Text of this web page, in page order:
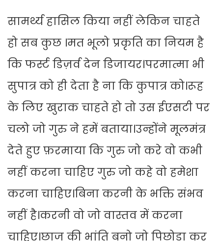
सामर्थ्य हासिल किया नहीं लेकिन चाहते
हो सब कुछ ।मत भूलो प्रकृति का नियम है
कि फर्स्ट डिज़र्व देन डिजायर।परमात्मा भी
सुपात्र को ही देता है ना कि कुपात्र को।रूह
के लिए खुराक चाहते हो तो उस ईएसटी पर
चलो जो गुरु ने हमें बताया।उन्होंने मूलमंत्र
देते हुए फ़रमाया कि गुरु जो करे वो कभी
नहीं करना चाहिए गुरु जो कहे वो हमेशा
करना चाहिए।बिना करनी के भक्ति संभव
नहीं है।करनी वो जो वास्तव में करना
चाहिए।छाज की भांति बनो जो पिछोड़ा कर